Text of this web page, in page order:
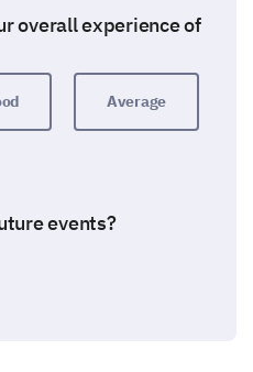
overall experience of
Average
events?